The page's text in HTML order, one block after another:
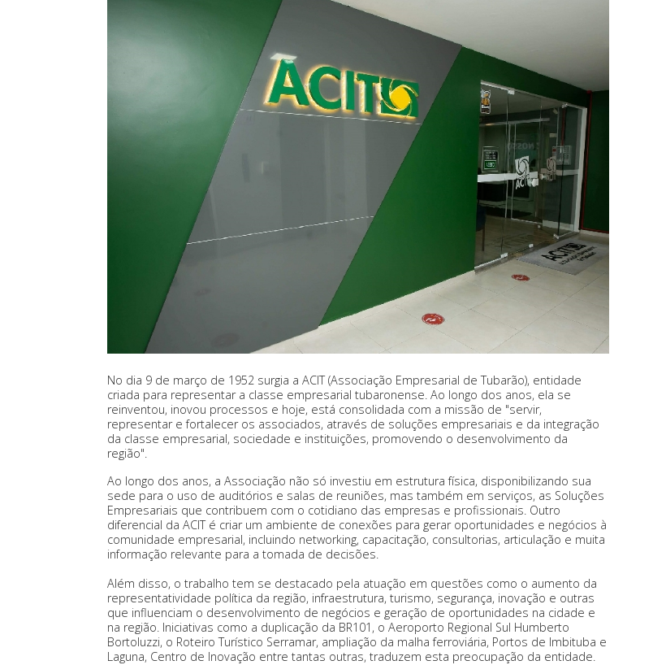
No dia 9 de março de 1952 surgia a ACIT (Associação Empresarial de Tubarão), entidade
criada para representar a classe empresarial tubaronense. Ao longo dos anos, ela se
reinventou, inovou processos e hoje, está consolidada com a missão de "servir,
representar e fortalecer os associados, através de soluções empresariais e da integração
da classe empresarial, sociedade e instituições, promovendo o desenvolvimento da
região".
Ao longo dos anos, a Associação não só investiu em estrutura física, disponibilizando sua
sede para o uso de auditórios e salas de reuniões, mas também em serviços, as Soluções
Empresariais que contribuem com o cotidiano das empresas e profissionais. Outro
diferencial da ACIT é criar um ambiente de conexões para gerar oportunidades e negócios à
comunidade empresarial, incluindo networking, capacitação, consultorias, articulação e muita
informação relevante para a tomada de decisões.
Além disso, o trabalho tem se destacado pela atuação em questões como o aumento da
representatividade política da região, infraestrutura, turismo, segurança, inovação e outras
que influenciam o desenvolvimento de negócios e geração de oportunidades na cidade e
na região. Iniciativas como a duplicação da BR101, o Aeroporto Regional Sul Humberto
Bortoluzzi, o Roteiro Turístico Serramar, ampliação da malha ferroviária, Portos de Imbituba e
Laguna, Centro de Inovação entre tantas outras, traduzem esta preocupação da entidade.